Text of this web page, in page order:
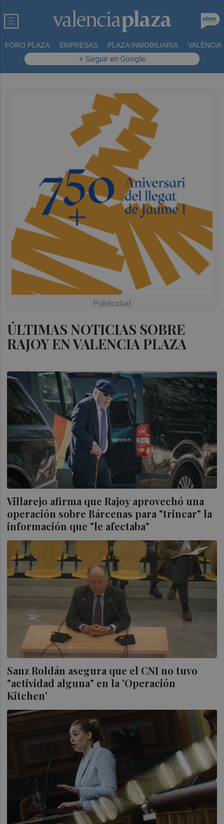
FORO PLAZA EMPRESAS PLAZA INMOBILIARIA VALÈNCIA
+ Seguir en Google
ÚLTIMAS NOTICIAS SOBRE
RAJOY EN VALENCIA PLAZA
Villarejo afirma que Rajoy aprovechó una
operación sobre Bárcenas para "trincar" la
información que "le afectaba"
Sanz Roldán asegura que el CNI no tuvo
"actividad alguna" en la 'Operación
Kitchen'